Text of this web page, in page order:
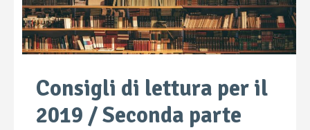
Consigli di lettura per il
2019 / Seconda parte